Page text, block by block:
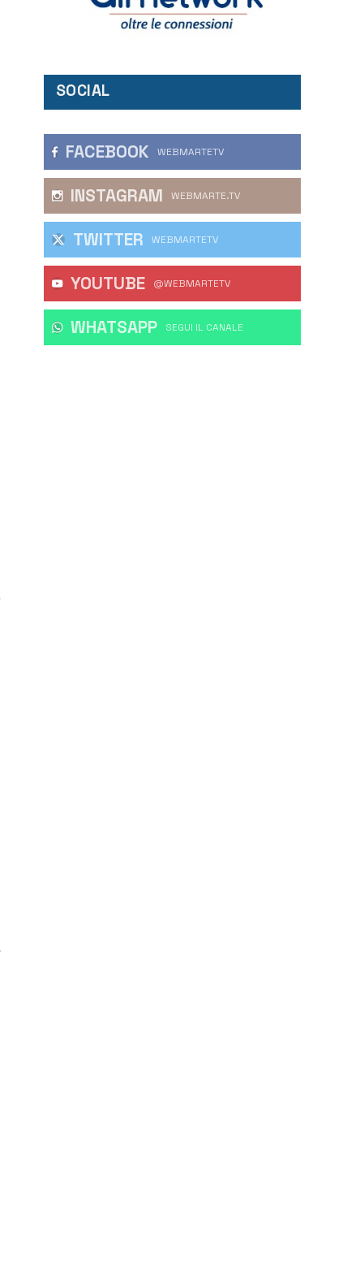
SOCIAL
FACEBOOK WEBMARTETV
INSTAGRAM WEBMARTE.TV
TWITTER WEBMARTETV
YOUTUBE @WEBMARTETV
WHATSAPP ‎SEGUI IL CANALE